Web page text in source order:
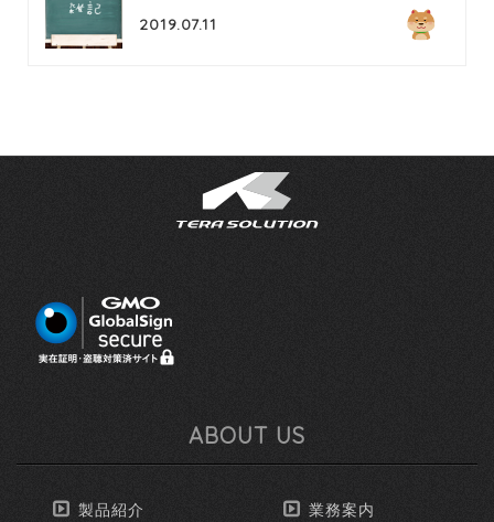
2019.07.11
ABOUT US
製品紹介 業務案内